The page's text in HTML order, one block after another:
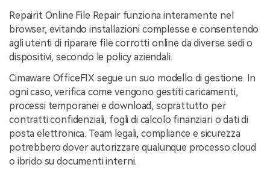
Repairit Online File Repair funziona interamente nel
browser, evitando installazioni complesse e consentendo
agli utenti di riparare file corrotti online da diverse sedi o
dispositivi, secondo le policy aziendali.
Cimaware OfficeFIX segue un suo modello di gestione. In
ogni caso, verifica come vengono gestiti caricamenti,
processi temporanei e download, soprattutto per
contratti confidenziali, fogli di calcolo finanziari o dati di
posta elettronica. Team legali, compliance e sicurezza
potrebbero dover autorizzare qualunque processo cloud
o ibrido su documenti interni.